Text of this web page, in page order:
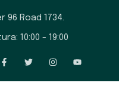
96 Road 1734.
10:00 - 19:00